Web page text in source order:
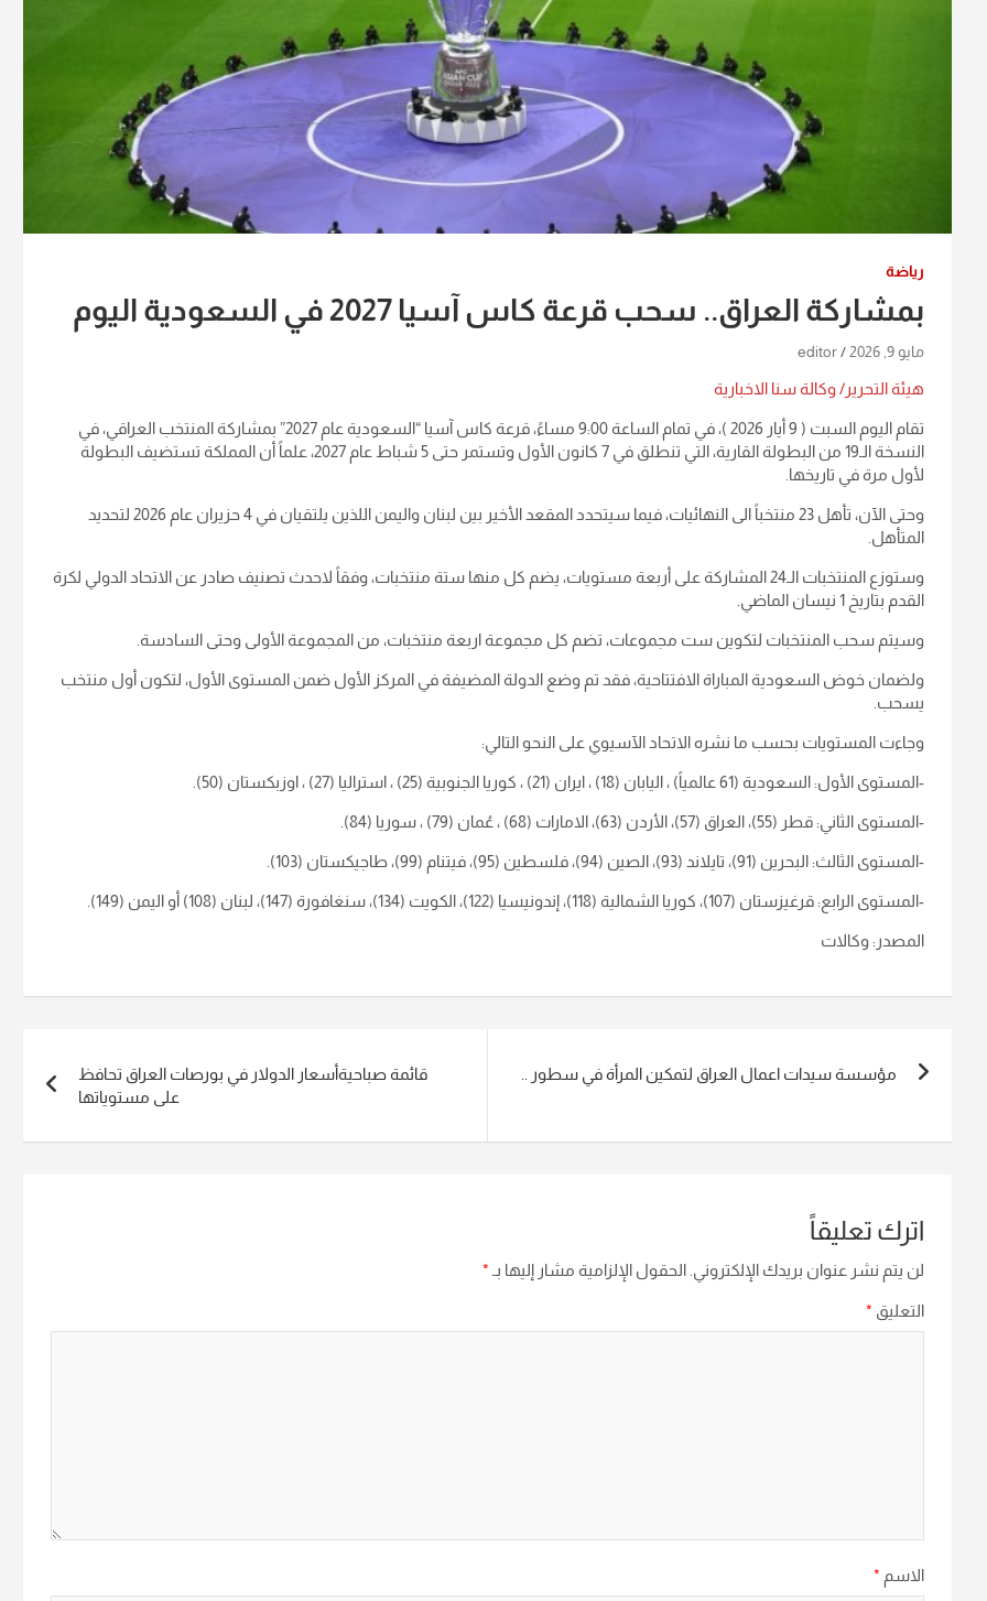
رياضة
بمشاركة العراق.. سحب قرعة كاس آسيا 2027 في السعودية اليوم
مايو 9, 2026 editor
هيئة التحرير/ وكالة سنا الاخبارية
تقام اليوم السبت ( 9 أيار 2026 )، في تمام الساعة 9:00 مساءً، قرعة كاس آسيا “السعودية عام 2027” بمشاركة المنتخب العراقي، في
النسخة الـ19 من البطولة القارية، التي تنطلق في 7 كانون الأول وتستمر حتى 5 شباط عام 2027، علماً أن المملكة تستضيف البطولة
لأول مرة في تاريخها.
وحتى الآن، تأهل 23 منتخباً الى النهائيات، فيما سيتحدد المقعد الأخير بين لبنان واليمن اللذين يلتقيان في 4 حزيران عام 2026 لتحديد
المتأهل.
وستوزع المنتخبات الـ24 المشاركة على أربعة مستويات، يضم كل منها ستة منتخبات، وفقاً لاحدث تصنيف صادر عن الاتحاد الدولي لكرة
القدم بتاريخ 1 نيسان الماضي.
وسيتم سحب المنتخبات لتكوين ست مجموعات، تضم كل مجموعة اربعة منتخبات، من المجموعة الأولى وحتى السادسة.
ولضمان خوض السعودية المباراة الافتتاحية، فقد تم وضع الدولة المضيفة في المركز الأول ضمن المستوى الأول، لتكون أول منتخب
يسحب.
وجاءت المستويات بحسب ما نشره الاتحاد الآسيوي على النحو التالي:
-المستوى الأول: السعودية (61 عالمياً) ، اليابان (18) ، ايران (21) ، كوريا الجنوبية (25) ، استراليا (27) ، اوزبكستان (50).
-المستوى الثاني: قطر (55)، العراق (57)، الأردن (63)، الامارات (68) ، عُمان (79) ، سوريا (84).
-المستوى الثالث: البحرين (91)، تايلاند (93)، الصين (94)، فلسطين (95)، فيتنام (99)، طاجيكستان (103).
-المستوى الرابع: قرغيزستان (107)، كوريا الشمالية (118)، إندونيسيا (122)، الكويت (134)، سنغافورة (147)، لبنان (108) أو اليمن (149).
المصدر: وكالات
المقالات
مؤسسة سيدات اعمال العراق لتمكين المرأة في سطور ..
قائمة صباحيةأسعار الدولار في بورصات العراق تحافظ
على مستوياتها
اترك تعليقاً
لن يتم نشر عنوان بريدك الإلكتروني. الحقول الإلزامية مشار إليها بـ *
التعليق *
الاسم *